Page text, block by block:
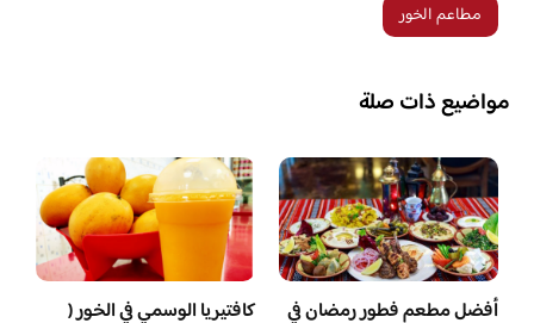
مطاعم الخور
مواضيع ذات صلة
أفضل مطعم فطور رمضان في
كافتيريا الوسمي في الخور (